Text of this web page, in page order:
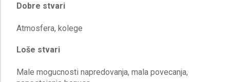
Dobre stvari
Loše stvari
Male mogucnosti napredovanja, mala povecanja,